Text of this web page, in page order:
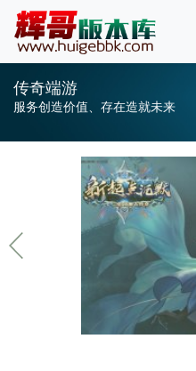
传奇端游
服务创造价值、存在造就未来